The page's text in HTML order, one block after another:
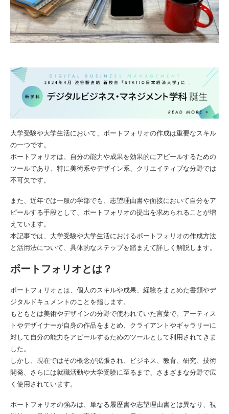
大学受験や大学生活において、ポートフォリオの作成は重要なスキル
の一つです。
ポートフォリオは、自分の能力や成果を効果的にアピールするための
ツールであり、特に美術系やデザイン系、クリエイティブな分野では
不可欠です。
また、近年では一般の学部でも、志望理由書や面接において自分をア
ピールする手段として、ポートフォリオの提出を求められることが増
えています。
本記事では、大学受験や大学生活におけるポートフォリオの作成方法
と活用法について、具体的なステップを踏まえて詳しく解説します。
ポートフォリオとは？
ポートフォリオとは、個人のスキルや成果、経験をまとめた書類やデ
ジタルドキュメントのことを指します。
もともとは美術やデザインの分野で使われていた言葉で、アーティス
トやデザイナーが自身の作品をまとめ、クライアントやギャラリーに
対して自分の能力をアピールするためのツールとして利用されてきま
した。
しかし、現在ではその概念が拡張され、ビジネス、教育、研究、技術
開発、さらには就職活動や大学受験に至るまで、さまざまな分野で広
く使用されています。
ポートフォリオの強みは、単なる履歴書や志望理由書とは異なり、視